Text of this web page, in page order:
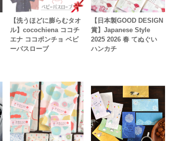
【洗うほどに膨らむタオ
ル】cocochiena ココチ
エナ ココポンチョ ベビ
ーバスローブ
【日本製GOOD DESIGN
賞】Japanese Style
2025 2026 春 てぬぐい
ハンカチ